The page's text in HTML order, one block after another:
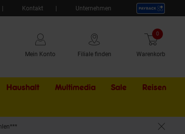
Kontakt Unternehmen
Mein Konto Filiale finden Warenkorb
0 Artikel
Haushalt Multimedia Sale Externer
Reisen